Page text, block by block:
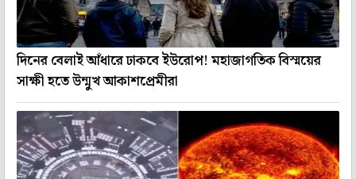
দিনের বেলাই আঁধারে ঢাকবে ইউরোপ! মহাজাগতিক বিস্ময়ের
সাক্ষী হতে উন্মুখ আকাশপ্রেমীরা